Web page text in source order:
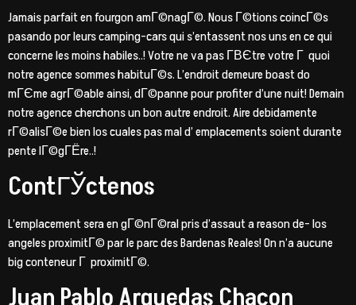
Jamais parfait en fourgon amГ©nagГ©. Nous Г©tions coincГ©s
pasando por leurs camping-cars qui s’entassent nos uns en ce qui
concerne les moins habiles..! Votre ne va pas Г­ВЄtre votre Г quoi
notre agence sommes habituГ©s. L’endroit demeure boast do
mГЄme agrГ©able ainsi, dГ©panne pour profiter d’une nuit! Demain
notre agence cherchons un bon autre endroit. Aire debidamente
rГ©alisГ©e bien los cuales pas mal d’ emplacements soient durante
pente lГ©gГЁre..!
ContГЎctenos
L’emplacement sera en gГ©nГ©ral pris d’assaut a reason de- los
angeles proximitГ© par le parc des Bardenas Reales! On n’a aucune
big conteneur Г proximitГ©.